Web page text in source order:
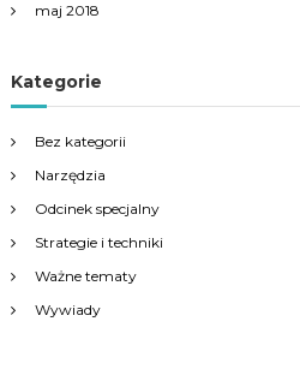
maj 2018
Kategorie
Bez kategorii
Narzędzia
Odcinek specjalny
Strategie i techniki
Ważne tematy
Wywiady